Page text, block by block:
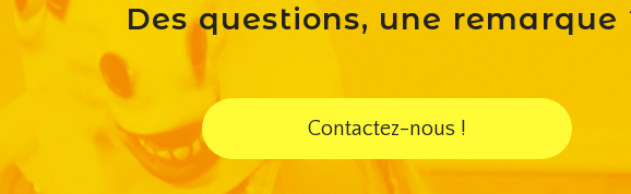
Des questions, une remarque
Contactez-nous !